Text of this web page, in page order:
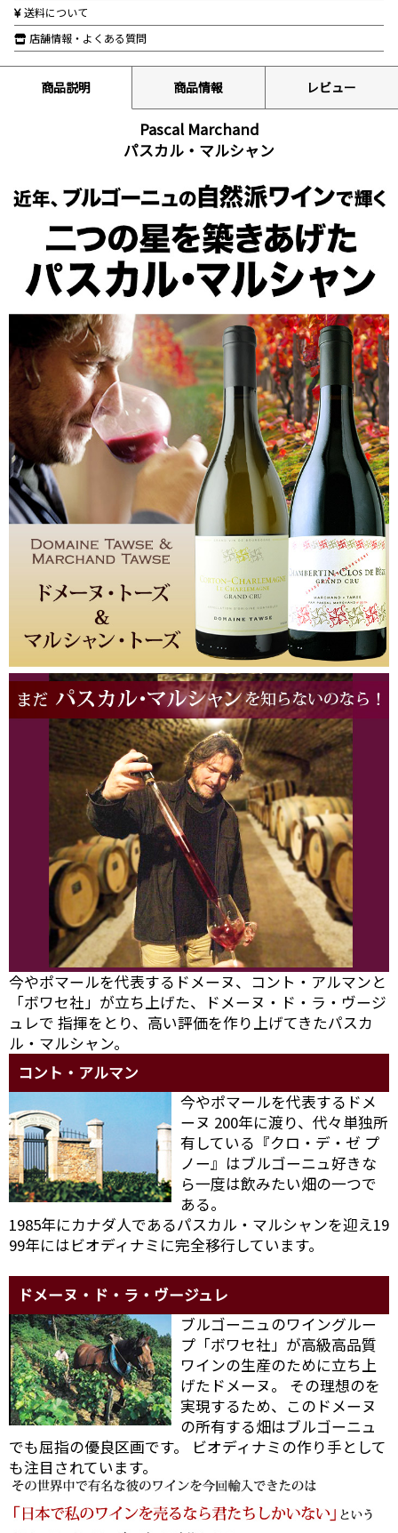
送料について
店舗情報・よくある質問
商品説明 商品情報 レビュー
Pascal Marchand
パスカル・マルシャン
今やポマールを代表するドメーヌ、コント・アルマンと
「ボワセ社」が立ち上げた、ドメーヌ・ド・ラ・ヴージ
ュレで 指揮をとり、高い評価を作り上げてきたパスカ
ル・マルシャン。
コント・アルマン
今やポマールを代表するドメ
ーヌ 200年に渡り、代々単独所
有している『クロ・デ・ゼ プ
ノー』はブルゴーニュ好きな
ら一度は飲みたい畑の一つで
ある。
1985年にカナダ人であるパスカル・マルシャンを迎え19
99年にはビオディナミに完全移行しています。
ドメーヌ・ド・ラ・ヴージュレ
ブルゴーニュのワイングルー
プ「ボワセ社」が高級高品質
ワインの生産のために立ち上
げたドメーヌ。 その理想のを
実現するため、このドメーヌ
の所有する畑はブルゴーニュ
でも屈指の優良区画です。 ビオディナミの作り手として
も注目されています。